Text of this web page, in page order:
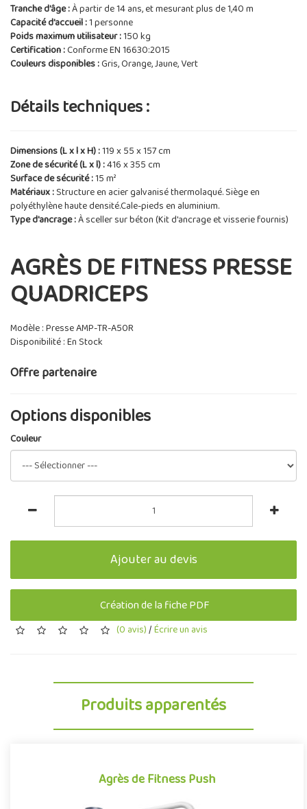
Tranche d'âge :À partir de 14 ans, et mesurant plus de 1,40 m
Capacité d'accueil :1 personne
Poids maximum utilisateur :150 kg
Certification :Conforme EN 16630:2015
Couleurs disponibles :Gris, Orange, Jaune, Vert
Détails techniques :
Dimensions (L x l x H) :119 x 55 x 157 cm
Zone de sécurité (L x l) :416 x 355 cm
Surface de sécurité :15 m²
Matériaux :Structure en acier galvanisé thermolaqué. Siège en
polyéthylène haute densité.Cale-pieds en aluminium.
Type d'ancrage :À sceller sur béton (Kit d'ancrage et visserie fournis)
AGRÈS DE FITNESS PRESSE
QUADRICEPS
Modèle : Presse AMP-TR-A50R
Disponibilité : En Stock
Offre partenaire
Options disponibles
Couleur
Ajouter au devis
Création de la fiche PDF
(0 avis)/Écrire un avis
Produits apparentés
Agrès de Fitness Push